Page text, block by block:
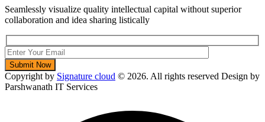
Seamlessly visualize quality intellectual capital without superior
collaboration and idea sharing listically
Copyright by Signature cloud © 2026. All rights reserved Design by
Parshwanath IT Services